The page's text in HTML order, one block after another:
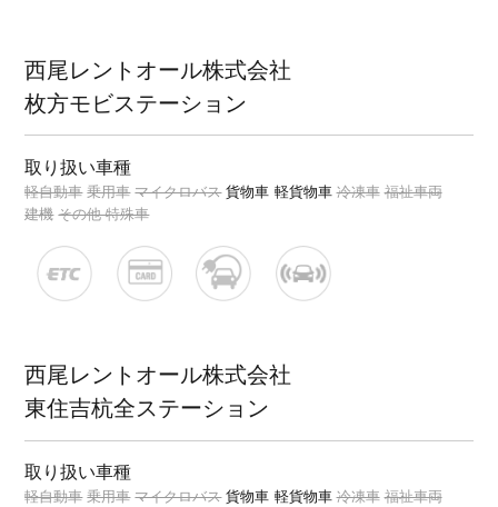
西尾レントオール株式会社
枚方モビステーション
取り扱い車種
軽自動車 乗用車 マイクロバス 貨物車 軽貨物車 冷凍車 福祉車両
建機 その他 特殊車
西尾レントオール株式会社
東住吉杭全ステーション
取り扱い車種
軽自動車 乗用車 マイクロバス 貨物車 軽貨物車 冷凍車 福祉車両